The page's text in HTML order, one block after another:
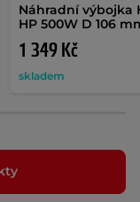
Náhradní výbojka
HP 500W D 106
1 349 Kč
skladem